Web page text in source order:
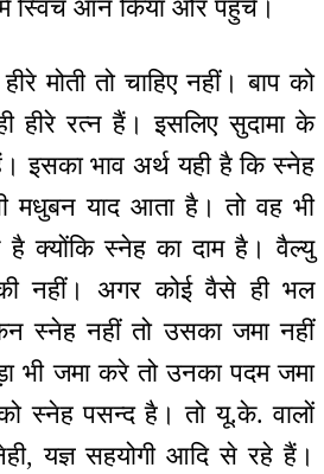
स्विच ऑन किया और पहुँचे।
मोती तो चाहिए नहीं। बाप को
हीरे रत्न हैं। इसलिए सुदामा के
इसका भाव अर्थ यही है कि स्नेह
मधुबन याद आता है। तो वह भी
क्योंकि स्नेह का दाम है। वैल्यु
नहीं। अगर कोई वैसे ही भल
स्नेह नहीं तो उसका जमा नहीं
भी जमा करे तो उनका पदम जमा
स्नेह पसन्द है। तो यू.के. वालों
यज्ञ सहयोगी आदि से रहे हैं।